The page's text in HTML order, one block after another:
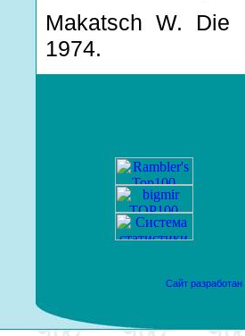
Makatsch W. Die
1974.
Сайт